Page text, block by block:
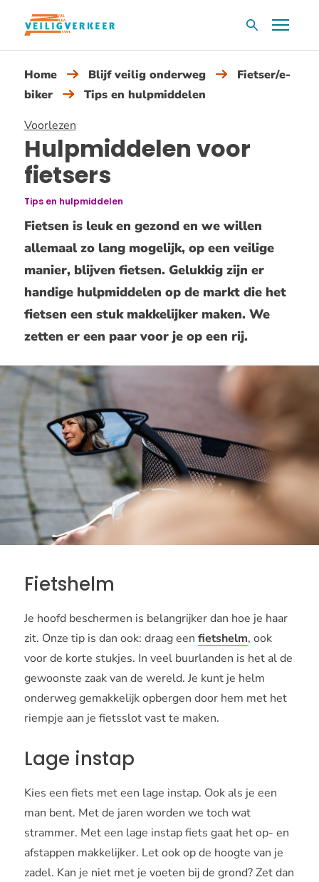
Overslaan
inhoud
gaan
ZoekvakMenu
Home Blijf veilig onderweg
Fietser/e-
biker
Tips en hulpmiddelen
Voorlezen
Hulpmiddelen voor
fietsers
Tips en hulpmiddelen
Fietsen is leuk en gezond en we willen
allemaal zo lang mogelijk, op een veilige
manier, blijven fietsen. Gelukkig zijn er
handige hulpmiddelen op de markt die het
fietsen een stuk makkelijker maken. We
zetten er een paar voor je op een rij.
Fietshelm
Je hoofd beschermen is belangrijker dan hoe je haar
zit. Onze tip is dan ook: draag een fietshelm, ook
voor de korte stukjes. In veel buurlanden is het al de
gewoonste zaak van de wereld. Je kunt je helm
onderweg gemakkelijk opbergen door hem met het
riempje aan je fietsslot vast te maken.
Lage instap
Kies een fiets met een lage instap. Ook als je een
man bent. Met de jaren worden we toch wat
strammer. Met een lage instap fiets gaat het op- en
afstappen makkelijker. Let ook op de hoogte van je
zadel. Kan je niet met je voeten bij de grond? Zet dan